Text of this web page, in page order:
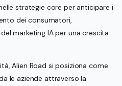
strategie core per anticipare i
dei consumatori,
marketing IA per una crescita
Alien Road si posiziona come
le aziende attraverso la